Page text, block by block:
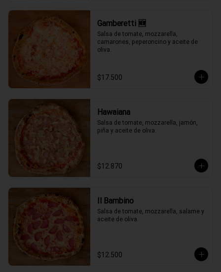
Gamberetti 🆕
Salsa de tomate, mozzarella,
camarones, peperoncino y aceite de
oliva.
$17.500
Hawaiana
Salsa de tomate, mozzarella, jamón,
piña y aceite de oliva.
$12.870
Il Bambino
Salsa de tomate, mozzarella, salame y
aceite de oliva.
$12.500